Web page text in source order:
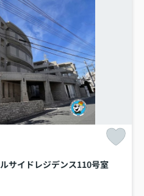
サイドレジデンス110号室